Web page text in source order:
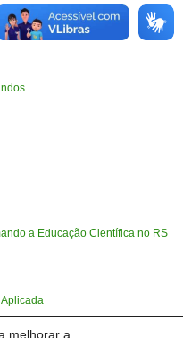
melhorar a
a Educação Científica no RS